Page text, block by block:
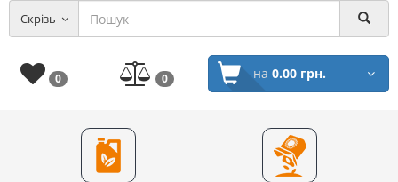
Скрізь
0 0 на 0.00 грн.